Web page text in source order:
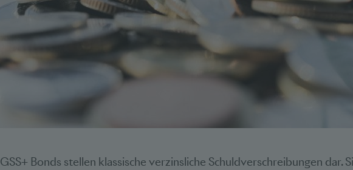
GSS+ Bonds stellen klassische verzinsliche Schuldverschreibungen dar.